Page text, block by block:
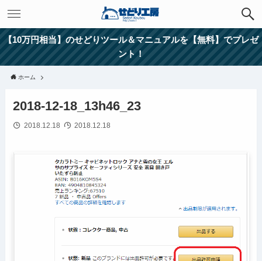
【10万円相当】のせどりツール＆マニュアルを【無料】でプレゼ
ント！
ホーム
2018-12-18_13h46_23
2018.12.18 2018.12.18